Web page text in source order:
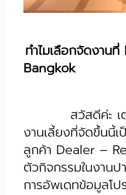
ทำไมเลือกจัดงาน
Bangkok
สวัสดีค่ะ
งานเลี้ยงที่จัดขึ้นนี้
ลูกค้า Dealer –
ตัวกิจกรรมในงานป
การอัพเดทข้อมูลโป